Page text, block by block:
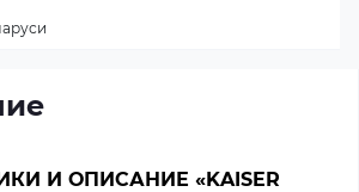
И ОПИСАНИЕ «KAISER